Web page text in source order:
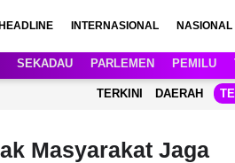
HEADLINE INTERNASIONAL NASIONAL
SEKADAU PARLEMEN PEMILU
TERKINI DAERAH
Masyarakat Jaga